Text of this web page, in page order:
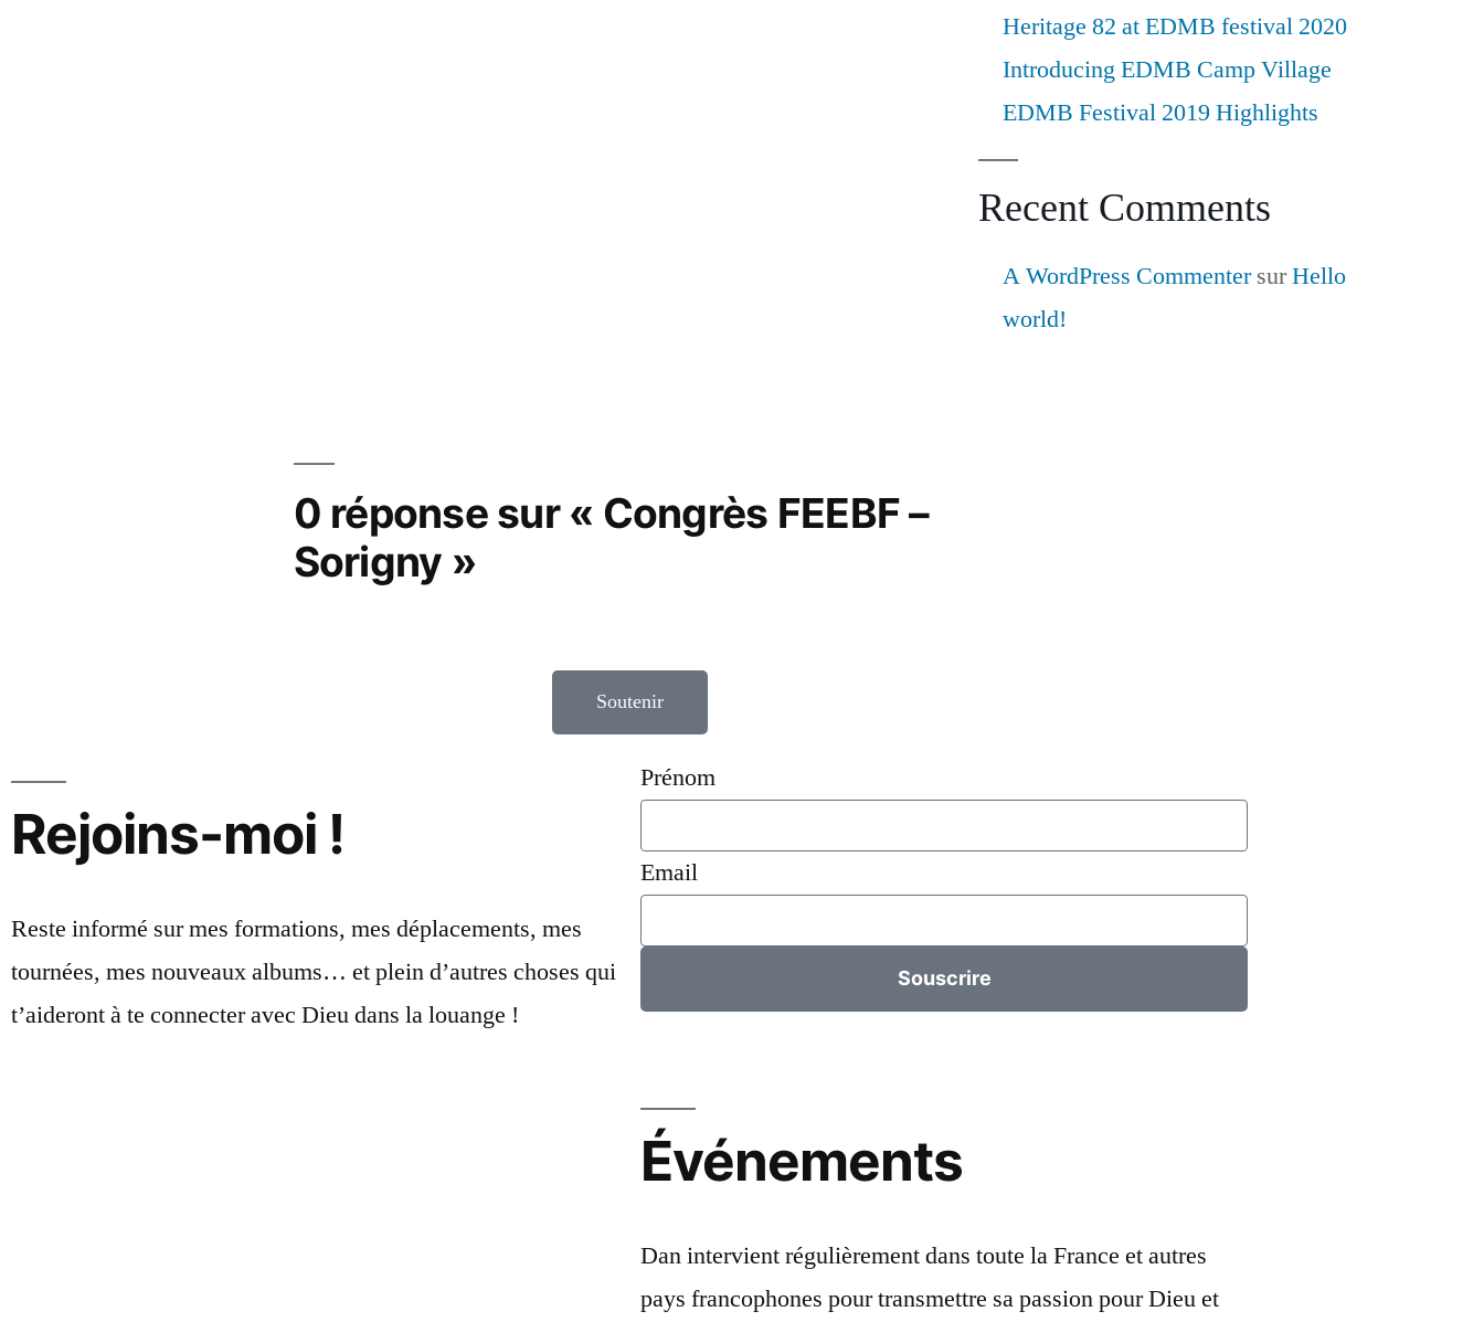
Heritage 82 at EDMB festival 2020
Introducing EDMB Camp Village
EDMB Festival 2019 Highlights
Recent Comments
A WordPress CommentersurHello
world!
0 réponse sur « Congrès FEEBF –
Sorigny »
Soutenir
Rejoins-moi !
Reste informé sur mes formations, mes déplacements, mes
tournées, mes nouveaux albums… et plein d’autres choses qui
t’aideront à te connecter avec Dieu dans la louange !
Prénom
Email
Souscrire
Événements
Dan intervient régulièrement dans toute la France et autres
pays francophones pour transmettre sa passion pour Dieu et